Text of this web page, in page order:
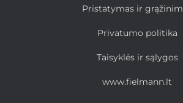
Pristatymas ir
Privatumo politika
Taisyklės ir sąlygos
www.fielmann.lt